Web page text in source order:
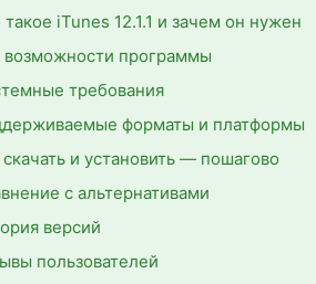
такое iTunes 12.1.1 и зачем он нужен
возможности программы
требования
форматы и платформы
скачать и установить — пошагово
с альтернативами
версий
пользователей